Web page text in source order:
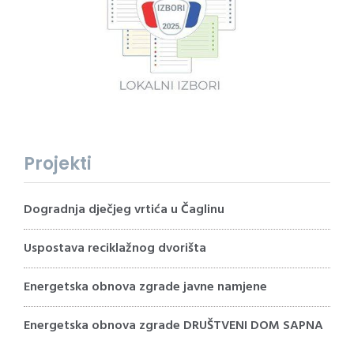
Projekti
Dogradnja dječjeg vrtića u Čaglinu
Uspostava reciklažnog dvorišta
Energetska obnova zgrade javne namjene
Energetska obnova zgrade DRUŠTVENI DOM SAPNA